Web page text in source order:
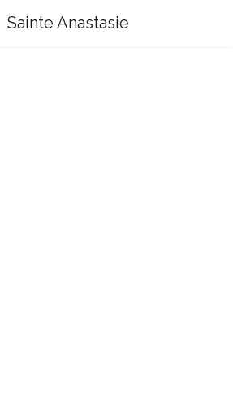
Sainte Anastasie